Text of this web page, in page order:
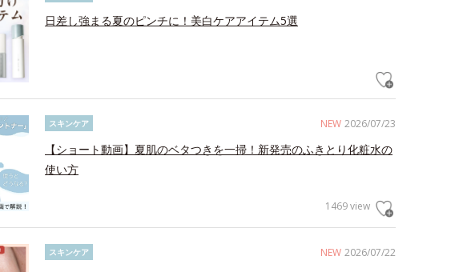
日差し強まる夏のピンチに！美白ケアアイテム5選
NEW 2026/07/23
スキンケア
【ショート動画】夏肌のベタつきを一掃！新発売のふきとり化粧水の
使い方
1469 view
NEW 2026/07/22
スキンケア